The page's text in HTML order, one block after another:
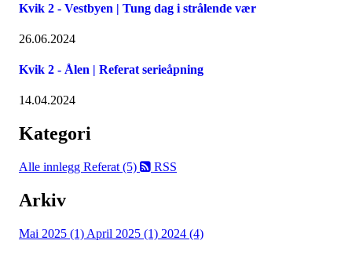
Kvik 2 - Vestbyen | Tung dag i strålende vær
26.06.2024
Kvik 2 - Ålen | Referat serieåpning
14.04.2024
Kategori
Alle innlegg Referat (5) RSS
Arkiv
Mai 2025 (1) April 2025 (1) 2024 (4)